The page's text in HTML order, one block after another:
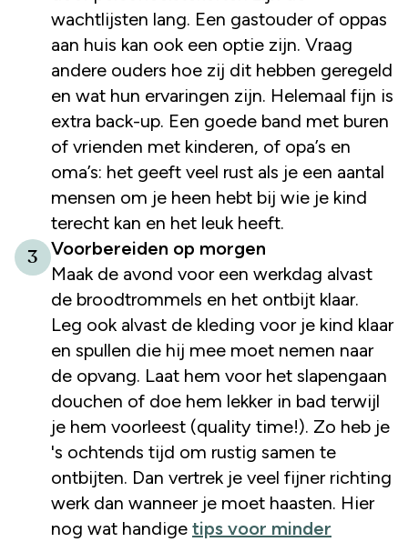
wachtlijsten lang. Een gastouder of oppas
aan huis kan ook een optie zijn. Vraag
andere ouders hoe zij dit hebben geregeld
en wat hun ervaringen zijn. Helemaal fijn is
extra back-up. Een goede band met buren
of vrienden met kinderen, of opa’s en
oma’s: het geeft veel rust als je een aantal
mensen om je heen hebt bij wie je kind
terecht kan en het leuk heeft.
3
Voorbereiden op morgen
Maak de avond voor een werkdag alvast
de broodtrommels en het ontbijt klaar.
Leg ook alvast de kleding voor je kind klaar
en spullen die hij mee moet nemen naar
de opvang. Laat hem voor het slapengaan
douchen of doe hem lekker in bad terwijl
je hem voorleest (quality time!). Zo heb je
's ochtends tijd om rustig samen te
ontbijten. Dan vertrek je veel fijner richting
werk dan wanneer je moet haasten. Hier
nog wat handige tips voor minder